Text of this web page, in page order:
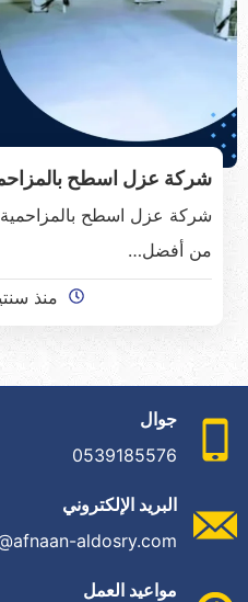
شركة عزل اسطح
شركة عزل اسطح
من أفضل…
منذ
جوال
0539185576
البريد الإلكتروني
aldosry.com
مواعيد العمل